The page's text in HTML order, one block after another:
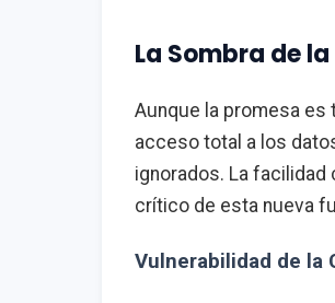
La Sombra de
Aunque la promesa es
acceso total a los
ignorados. La
crítico de esta nueva
Vulnerabilidad de la